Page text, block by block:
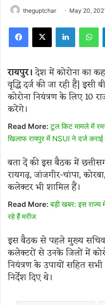
theguptchar May 20,
रायपुर।देश में कोरोना का
वृद्धि दर्ज की जा रही हैं|
कोरोना नियंत्रण के लिए 10
करेंगे।
Read More:टूल किट मामले में
खिलाफ रायपुर में NSUI ने दर्ज
बता दें की इस बैठक में
रायगढ़, जांजगीर-चांपा,
कलेक्टर भी शामिल हैं।
Read More:बड़ी खबर: इस राज्य
रहे हैं मरीज
इस बैठक से पहले मुख्य
कलेक्टरों से उनके जिलों में
नियंत्रण के उपायों सहित
निर्देश दिए थे।